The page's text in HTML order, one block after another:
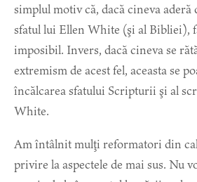
simplul motiv că, dacă cineva
sfatul lui Ellen White (şi al Bibliei),
imposibil. Invers, dacă cineva se
extremism de acest fel, aceasta se
încălcarea sfatului Scripturii şi al
White.
Am întâlnit mulţi reformatori din
privire la aspectele de mai sus. Nu